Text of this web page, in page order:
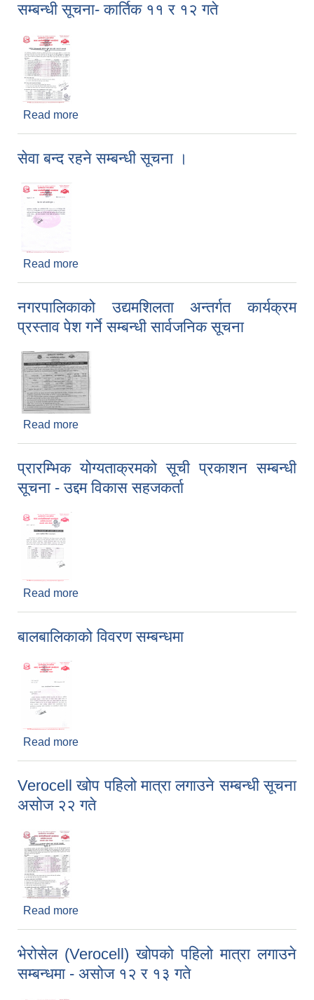
सम्बन्धी सूचना- कार्तिक ११ र १२ गते
Read more
सेवा बन्द रहने सम्बन्धी सूचना ।
Read more
नगरपालिकाको उद्यमशिलता अन्तर्गत कार्यक्रम
प्रस्ताव पेश गर्ने सम्बन्धी सार्वजनिक सूचना
Read more
प्रारम्भिक योग्यताक्रमको सूची प्रकाशन सम्बन्धी
सूचना - उद्दम विकास सहजकर्ता
Read more
बालबालिकाको विवरण सम्बन्धमा
Read more
Verocell खोप पहिलो मात्रा लगाउने सम्बन्धी सूचना
असोज २२ गते
Read more
भेरोसेल (Verocell) खोपको पहिलो मात्रा लगाउने
सम्बन्धमा - असोज १२ र १३ गते